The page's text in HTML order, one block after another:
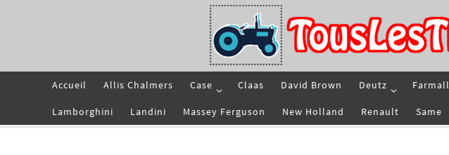
Accueil Allis Chalmers Case Claas David Brown Deutz Farmall
Lamborghini Landini Massey Ferguson New Holland Renault Same